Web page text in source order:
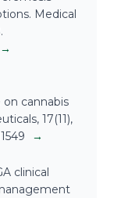
Medical
→
cannabis
17(11),
→
clinical